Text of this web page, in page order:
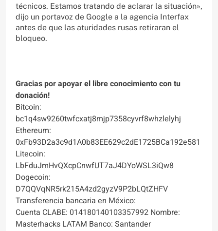
técnicos. Estamos tratando de aclarar la situación»,
dijo un portavoz de Google a la agencia Interfax
antes de que las aturidades rusas retiraran el
bloqueo.
Gracias por apoyar el libre conocimiento con tu
donación!
Bitcoin:
bc1q4sw9260twfcxatj8mjp7358cyvrf8whzlelyhj
Ethereum:
0xFb93D2a3c9d1A0b83EE629c2dE1725BCa192e581
Litecoin:
LbFduJmHvQXcpCnwfUT7aJ4DYoWSL3iQw8
Dogecoin:
D7QQVqNR5rk215A4zd2gyzV9P2bLQtZHFV
Transferencia bancaria en México:
Cuenta CLABE: 014180140103357992 Nombre:
Masterhacks LATAM Banco: Santander